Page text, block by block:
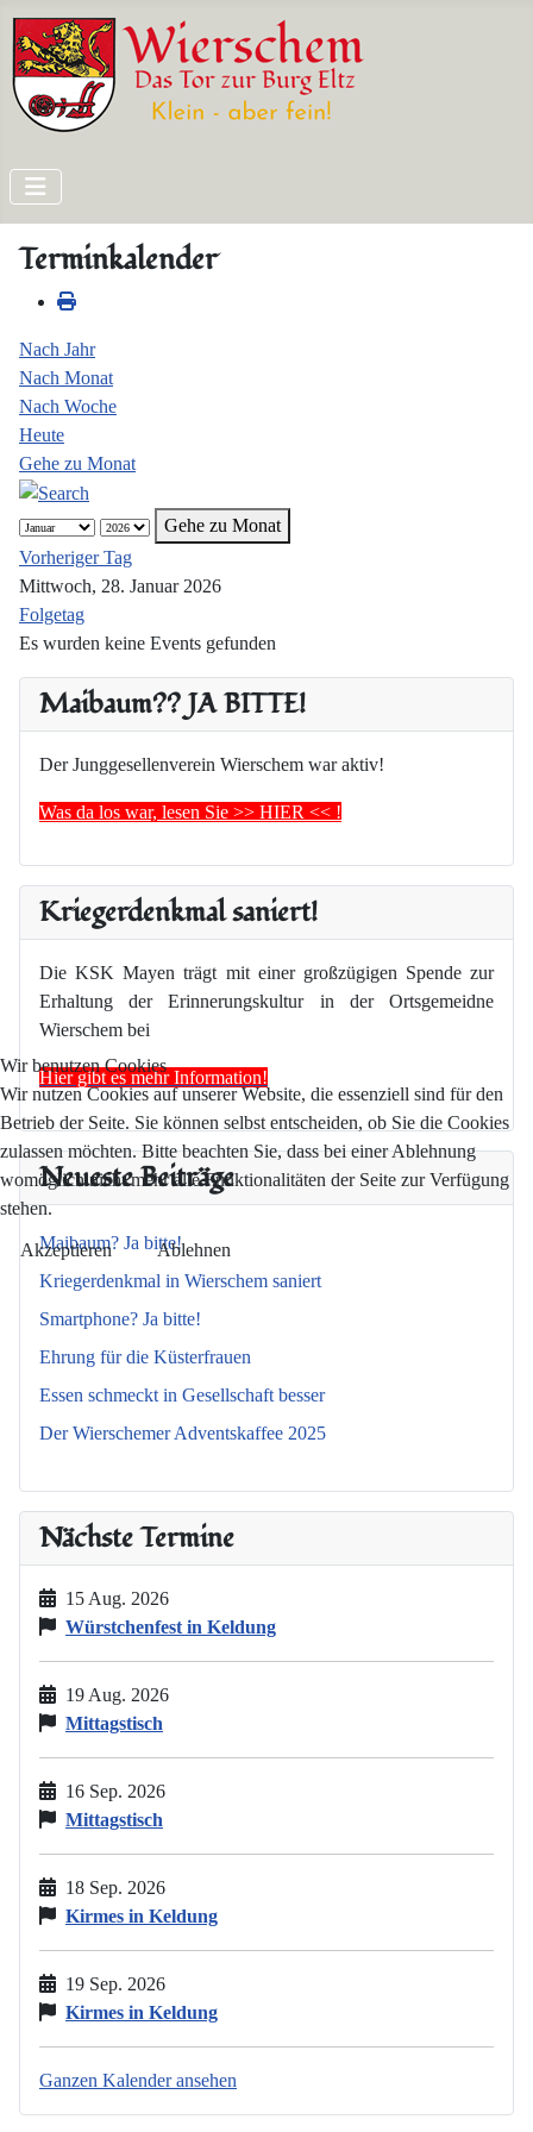
Maibaum?? JA BITTE!
Der Junggesellenverein Wierschem war aktiv!
Was da los war, lesen Sie >> HIER << !
Kriegerdenkmal saniert!
Die KSK Mayen trägt mit einer großzügigen Spende zur
Erhaltung der Erinnerungskultur in der Ortsgemeidne
Wierschem bei
Hier gibt es mehr Information!
Neueste Beiträge
Maibaum? Ja bitte!
Kriegerdenkmal in Wierschem saniert
Smartphone? Ja bitte!
Ehrung für die Küsterfrauen
Essen schmeckt in Gesellschaft besser
Der Wierschemer Adventskaffee 2025
Nächste Termine
15 Aug. 2026
Würstchenfest in Keldung
19 Aug. 2026
Mittagstisch
16 Sep. 2026
Mittagstisch
18 Sep. 2026
Kirmes in Keldung
19 Sep. 2026
Kirmes in Keldung
Ganzen Kalender ansehen
Terminkalender
Nach Jahr
Nach Monat
Nach Woche
Heute
Gehe zu Monat
Gehe zu Monat
Vorheriger Tag
Mittwoch, 28. Januar 2026
Folgetag
Es wurden keine Events gefunden
Wir benutzen Cookies
Wir nutzen Cookies auf unserer Website, die essenziell sind für den
Betrieb der Seite. Sie können selbst entscheiden, ob Sie die Cookies
zulassen möchten. Bitte beachten Sie, dass bei einer Ablehnung
womöglich nicht mehr alle Funktionalitäten der Seite zur Verfügung
stehen.
Akzeptieren Ablehnen